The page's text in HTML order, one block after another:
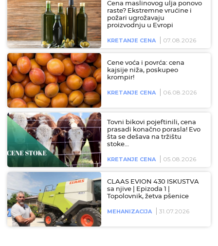
Cena maslinovog ulja ponovo
raste? Ekstremne vrućine i
požari ugrožavaju
proizvodnju u Evropi
KRETANJE CENA 07.08.2026
Cene voća i povrća: cena
kajsije niža, poskupeo
krompir!
KRETANJE CENA 06.08.2026
Tovni bikovi pojeftinili, cena
prasadi konačno porasla! Evo
šta se dešava na tržištu
stoke…
KRETANJE CENA 05.08.2026
CLAAS EVION 430 ISKUSTVA
sa njive | Epizoda 1 |
Topolovnik, žetva pšenice
MEHANIZACIJA 31.07.2026